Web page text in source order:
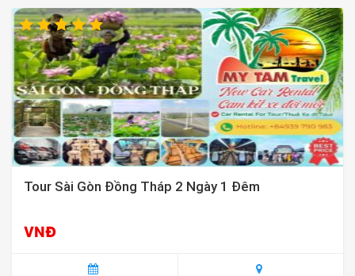
Tour Sài Gòn Đồng Tháp 2 Ngày 1 Đêm
VNĐ